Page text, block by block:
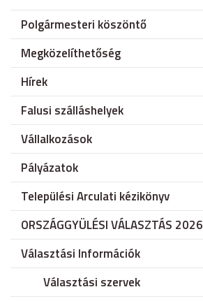
Polgármesteri köszöntő
Megközelíthetőség
Hírek
Falusi szálláshelyek
Vállalkozások
Pályázatok
Települési Arculati kézikönyv
ORSZÁGGYÜLÉSI VÁLASZTÁS 2026
Választási Információk
Választási szervek